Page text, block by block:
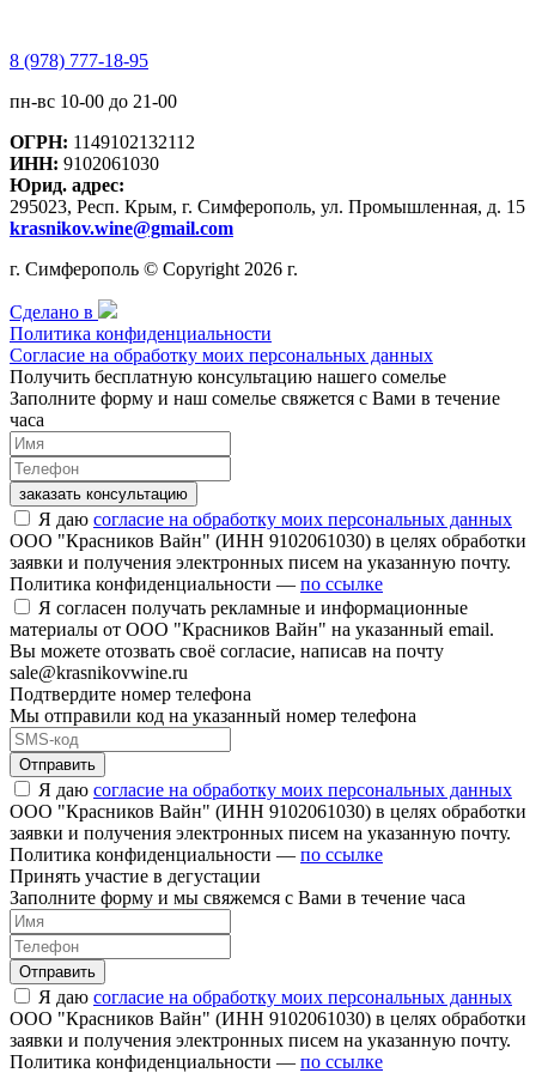
8 (978) 777-18-95
пн-вс 10-00 до 21-00
ОГРН: 1149102132112
ИНН: 9102061030
Юрид. адрес:
295023, Респ. Крым, г. Симферополь, ул. Промышленная, д. 15
krasnikov.wine@gmail.com
г. Симферополь © Copyright 2026 г.
Сделано в
Политика конфиденциальности
Согласие на обработку моих персональных данных
Получить бесплатную консультацию нашего сомелье
Заполните форму и наш сомелье свяжется с Вами в течение
часа
заказать консультацию
Я даю согласие на обработку моих персональных данных
ООО "Красников Вайн" (ИНН 9102061030) в целях обработки
заявки и получения электронных писем на указанную почту.
Политика конфиденциальности — по ссылке
Я согласен получать рекламные и информационные
материалы от ООО "Красников Вайн" на указанный email.
Вы можете отозвать своё согласие, написав на почту
sale@krasnikovwine.ru
Подтвердите номер телефона
Мы отправили код на указанный номер телефона
Отправить
Я даю согласие на обработку моих персональных данных
ООО "Красников Вайн" (ИНН 9102061030) в целях обработки
заявки и получения электронных писем на указанную почту.
Политика конфиденциальности — по ссылке
Принять участие в дегустации
Заполните форму и мы свяжемся с Вами в течение часа
Отправить
Я даю согласие на обработку моих персональных данных
ООО "Красников Вайн" (ИНН 9102061030) в целях обработки
заявки и получения электронных писем на указанную почту.
Политика конфиденциальности — по ссылке